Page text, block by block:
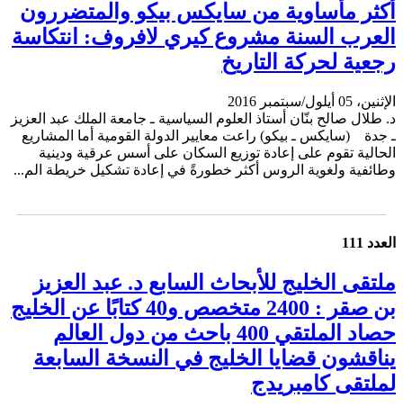
أكثر مأساوية من سايكس بيكو والمتضررون
العرب السنة مشروع كيري لافروف: انتكاسة
رجعية لحركة التاريخ
الإثنين، 05 أيلول/سبتمبر 2016
د. طلال صالح بنّان أستاذ العلوم السياسية ـ جامعة الملك عبد العزيز
ـ جدة (سايكس ـ بيكو) راعت معايير الدولة القومية أما المشاريع
الحالية تقوم على إعادة توزيع السكان على أسس عرقية ودينية
وطائفية ولغوية الروس أكثر خطورةً في إعادة تشكيل خريطة الم...
العدد 111
ملتقى الخليج للأبحاث السابع د. عبد العزيز
بن صقر : 2400 متخصص و40 كتابًا عن الخليج
حصاد الملتقي 400 باحث من دول العالم
يناقشون قضايا الخليج في النسخة السابعة
لملتقى كامبريدج